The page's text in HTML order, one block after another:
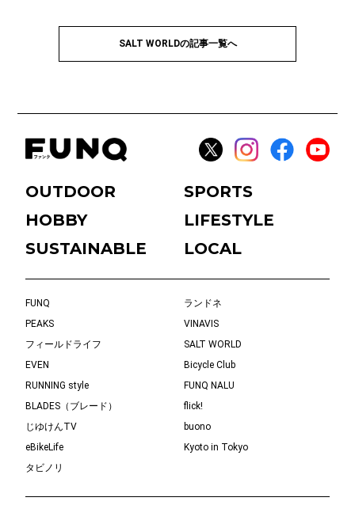
SALT WORLDの記事一覧へ
OUTDOOR
SPORTS
HOBBY
LIFESTYLE
SUSTAINABLE
LOCAL
FUNQ
ランドネ
PEAKS
VINAVIS
フィールドライフ
SALT WORLD
EVEN
Bicycle Club
RUNNING style
FUNQ NALU
BLADES（ブレード）
flick!
じゆけんTV
buono
eBikeLife
Kyoto in Tokyo
タビノリ